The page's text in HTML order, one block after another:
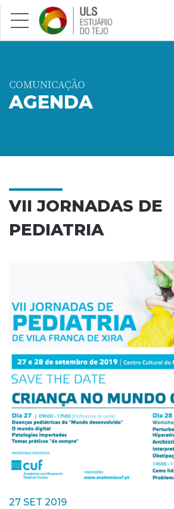
Saltar para conteúdo principal
COMUNICAÇÃO
AGENDA
VII JORNADAS DE
PEDIATRIA
27 SET 2019